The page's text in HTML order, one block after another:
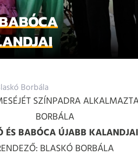
Borbála
SZÍNPADRA
BORBÁLA
ÉS BABÓCA ÚJABB KALANDJAI
BLASKÓ BORBÁLA